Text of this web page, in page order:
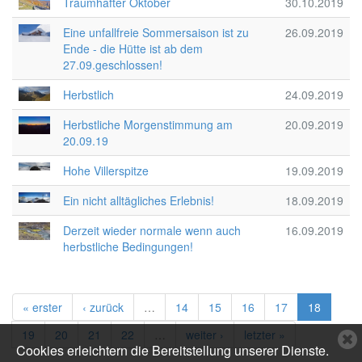
Cookies erleichtern die Bereitstellung unserer Dienste.
Eine unfallfreie Sommersaison ist zu
Ende - die Hütte ist ab dem
27.09.geschlossen!
26.09.2019
Herbstlich
24.09.2019
Herbstliche Morgenstimmung am
20.09.19
20.09.2019
Hohe Villerspitze
19.09.2019
Ein nicht alltägliches Erlebnis!
18.09.2019
Derzeit wieder normale wenn auch
herbstliche Bedingungen!
16.09.2019
« erster ‹ zurück … 14 15 16 17
18
19
20 21 22 weiter › letzter »